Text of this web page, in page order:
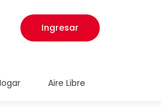
Ingresar
Aire Libre